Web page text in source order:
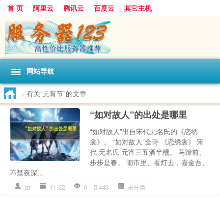
首 页 阿里云 腾讯云 百度云 其它主机
网站导航
> 有关“元宵节”的文章
“如对故人”的出处是哪里
“如对故人”出自宋代无名氏的《恋绣
衾》。 “如对故人”全诗 《恋绣衾》 宋
代 无名氏 元宵三五酒半醺。 马蹄前、
步步是春。 闹市里、看灯去，喜金吾、
不禁夜深...
jzr 11-22 0 443 未分类